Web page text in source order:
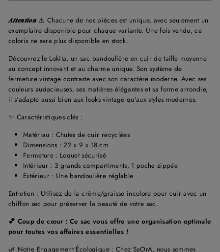
𝑨𝒕𝒕𝒆𝒏𝒕𝒊𝒐𝒏⚠️ Chacune de nos pièces est unique, avec seulement un
exemplaire disponible pour chaque variante. Une fois vendu, ce
coloris ne sera plus disponible en stock.
Découvrez le Lokita, un sac bandoulière en cuir de taille moyenne
au concept innovant et au charme unique. Son système de
fermeture vintage contraste avec son caractère moderne. Avec ses
couleurs audacieuses, ses matières élégantes et sa forme arrondie,
il s'adapte aussi bien aux looks vintage qu'aux styles modernes.
✨ Caractéristiques clés :
Matériau : Chutes de cuir recyclées
Dimensions : 22 x 9 x 18 cm
Fermeture : Loquet sécurisé
Intérieur : 3 grands compartiments, 1 poche zippée
Extérieur : Une bandoulière réglable
Entretien : Utilisez de la crème/graisse incolore pour cuir avec un
chiffon sec pour préserver la beauté de votre sac.
💕 Coup de cœur : Ce sac vous offre une organisation optimale
pour toutes vos affaires essentielles !
🌿 Notre Engagement Écologique : Chez SaOrA, nous sommes